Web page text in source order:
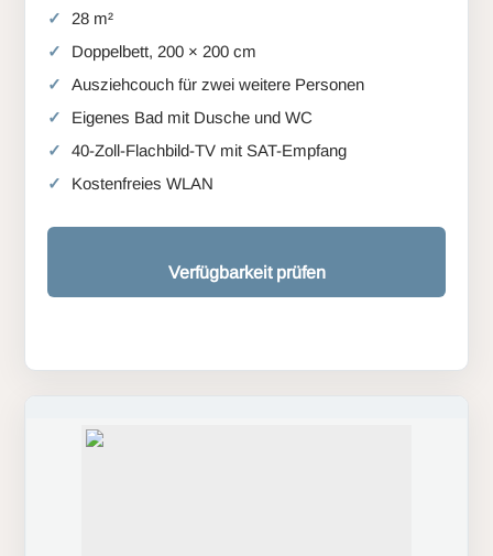
28 m²
Doppelbett, 200 × 200 cm
Ausziehcouch für zwei weitere Personen
Eigenes Bad mit Dusche und WC
40-Zoll-Flachbild-TV mit SAT-Empfang
Kostenfreies WLAN
Verfügbarkeit prüfen